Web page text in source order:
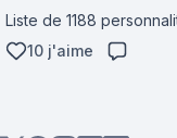
Liste de 1188
10 j'aime